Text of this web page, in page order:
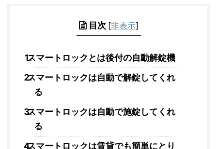
目次 [非表示]
スマートロックとは後付の自動解錠機
スマートロックは自動で解錠してくれ
る
スマートロックは自動で施錠してくれ
る
スマートロックは賃貸でも簡単にとり